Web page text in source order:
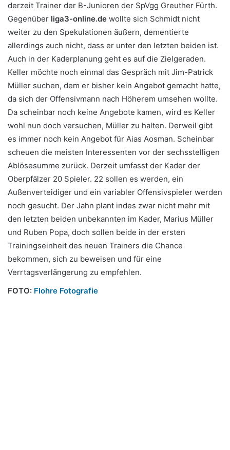
derzeit Trainer der B-Junioren der SpVgg Greuther Fürth.
Gegenüber liga3-online.de wollte sich Schmidt nicht
weiter zu den Spekulationen äußern, dementierte
allerdings auch nicht, dass er unter den letzten beiden ist.
Auch in der Kaderplanung geht es auf die Zielgeraden.
Keller möchte noch einmal das Gespräch mit Jim-Patrick
Müller suchen, dem er bisher kein Angebot gemacht hatte,
da sich der Offensivmann nach Höherem umsehen wollte.
Da scheinbar noch keine Angebote kamen, wird es Keller
wohl nun doch versuchen, Müller zu halten. Derweil gibt
es immer noch kein Angebot für Aias Aosman. Scheinbar
scheuen die meisten Interessenten vor der sechsstelligen
Ablösesumme zurück. Derzeit umfasst der Kader der
Oberpfälzer 20 Spieler. 22 sollen es werden, ein
Außenverteidiger und ein variabler Offensivspieler werden
noch gesucht. Der Jahn plant indes zwar nicht mehr mit
den letzten beiden unbekannten im Kader, Marius Müller
und Ruben Popa, doch sollen beide in der ersten
Trainingseinheit des neuen Trainers die Chance
bekommen, sich zu beweisen und für eine
Verrtagsverlängerung zu empfehlen.
FOTO: Flohre Fotografie